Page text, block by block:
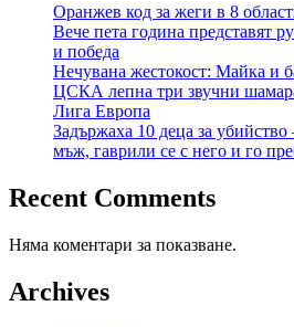
Оранжев код за жеги в 8
Вече пета година представят
и победа
Нечувана жестокост: Майка и
ЦСКА лепна три звучни
Лига Европа
Задържаха 10 деца за
мъж, гаврили се с него и го
Recent Comments
Няма коментари за показване.
Archives